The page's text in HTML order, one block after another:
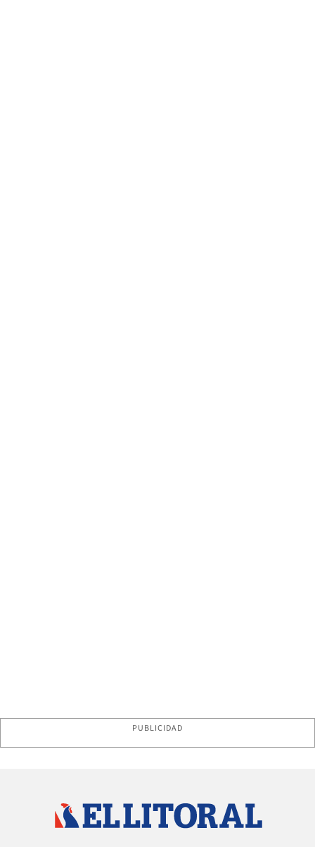
PUBLICIDAD